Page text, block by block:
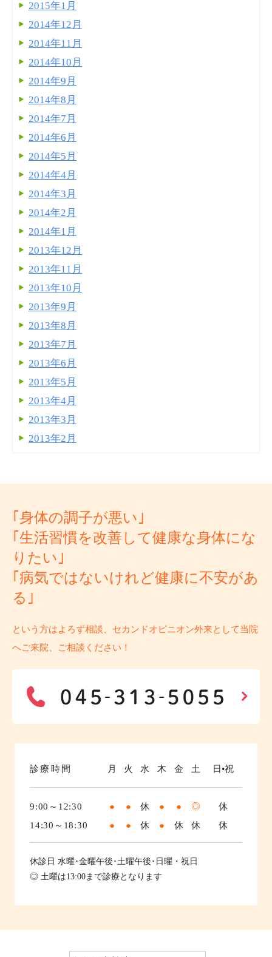
2015年1月
2014年12月
2014年11月
2014年10月
2014年9月
2014年8月
2014年7月
2014年6月
2014年5月
2014年4月
2014年3月
2014年2月
2014年1月
2013年12月
2013年11月
2013年10月
2013年9月
2013年8月
2013年7月
2013年6月
2013年5月
2013年4月
2013年3月
2013年2月
｢身体の調子が悪い｣
｢生活習慣を改善して健康な身体にな
りたい｣
｢病気ではないけれど健康に不安があ
る｣
という方はよろず相談、セカンドオピニオン外来として当院
へご来院、ご相談ください！
診療時間 月 火 水 木 金 土 日•祝
9:00～12:30 ● ● 休 ● ● ◎
休
14:30～18:30
● ● 休 ● 休 休 休
休診日 水曜･金曜午後･土曜午後･日曜・祝日
◎ 土曜は13:00まで診療となります